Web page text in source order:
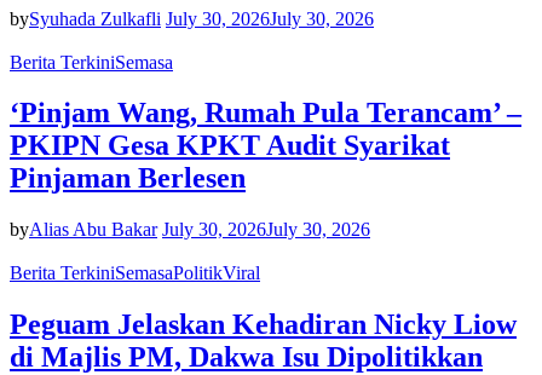
bySyuhada Zulkafli July 30, 2026July 30, 2026
Berita TerkiniSemasa
‘Pinjam Wang, Rumah Pula Terancam’ –
PKIPN Gesa KPKT Audit Syarikat
Pinjaman Berlesen
byAlias Abu Bakar July 30, 2026July 30, 2026
Berita TerkiniSemasaPolitikViral
Peguam Jelaskan Kehadiran Nicky Liow
di Majlis PM, Dakwa Isu Dipolitikkan